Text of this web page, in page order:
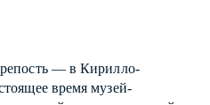
— в Кирилло-
время музей-